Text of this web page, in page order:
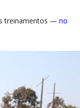
treinamentos — no